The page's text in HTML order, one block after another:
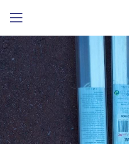
2 rails de 1m et 1 de 3m de la
lamelles.